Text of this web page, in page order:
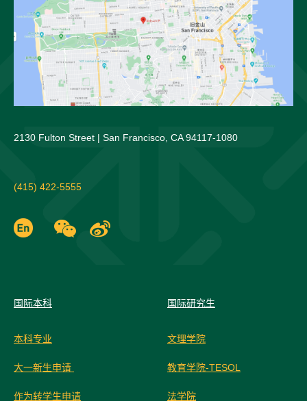
2130 Fulton Street | San Francisco, CA 94117-1080
(415) 422-5555
国际本科
本科专业
大一新生申请
作为转学生申请
国际研究生
文理学院
教育学院-TESOL
法学院